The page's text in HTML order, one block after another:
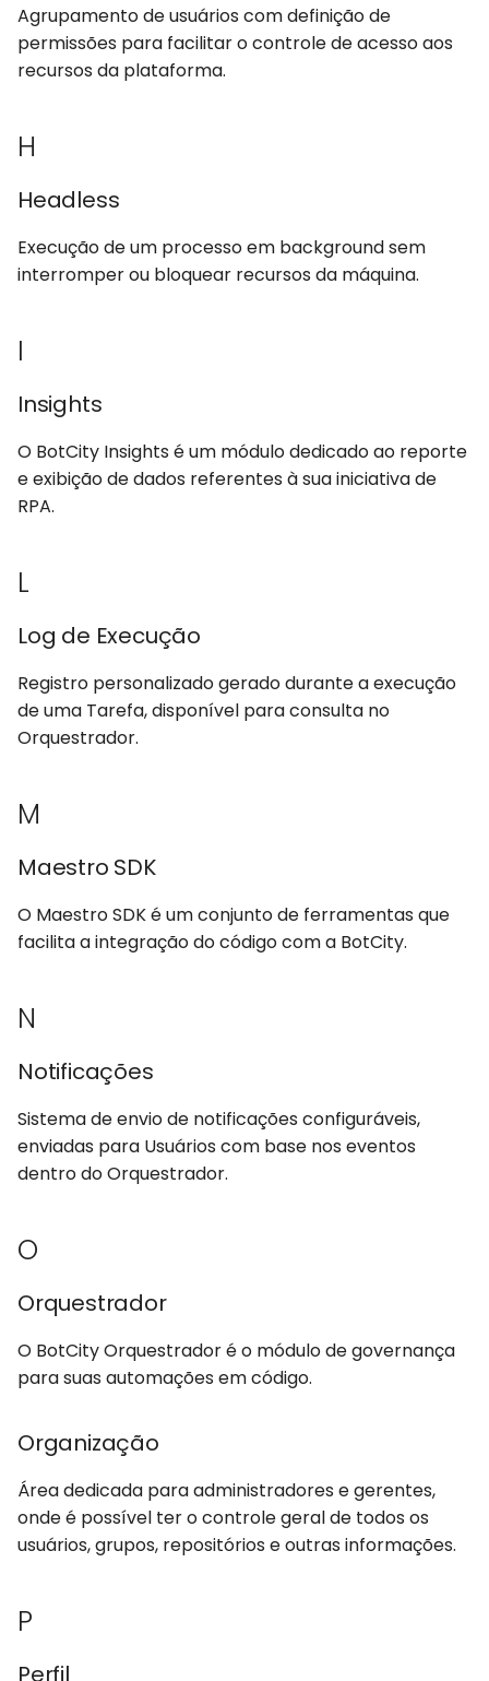
Agrupamento de usuários com definição de
permissões para facilitar o controle de acesso aos
recursos da plataforma.
H
Headless
Execução de um processo em background sem
interromper ou bloquear recursos da máquina.
I
Insights
O BotCity Insights é um módulo dedicado ao reporte
e exibição de dados referentes à sua iniciativa de
RPA.
L
Log de Execução
Registro personalizado gerado durante a execução
de uma Tarefa, disponível para consulta no
Orquestrador.
M
Maestro SDK
O Maestro SDK é um conjunto de ferramentas que
facilita a integração do código com a BotCity.
N
Notificações
Sistema de envio de notificações configuráveis,
enviadas para Usuários com base nos eventos
dentro do Orquestrador.
O
Orquestrador
O BotCity Orquestrador é o módulo de governança
para suas automações em código.
Organização
Área dedicada para administradores e gerentes,
onde é possível ter o controle geral de todos os
usuários, grupos, repositórios e outras informações.
P
Perfil